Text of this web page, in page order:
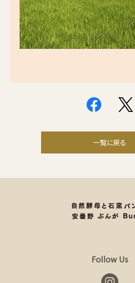
一覧に戻る
Follow Us